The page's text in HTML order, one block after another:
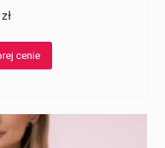
zł
cenie